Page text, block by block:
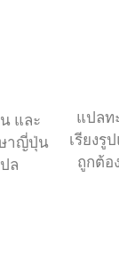
และ
าญี่ปุ่น
ล
แปลท
เรียง
ถูกต้อ